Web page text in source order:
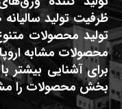
تولید محصولات
محصولات مشابه
برای آشنایی بیشتر
بخش محصولات را